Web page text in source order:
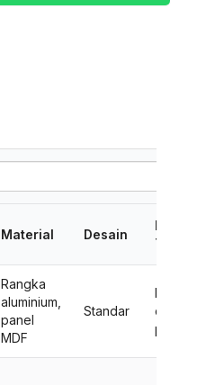
Material Desain
Fitur
Rangka
aluminium,
panel
MDF
Standar
Meja,
dan